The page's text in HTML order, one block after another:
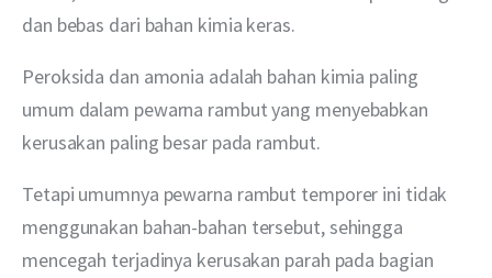
dan bebas dari bahan kimia keras.
Peroksida dan amonia adalah bahan kimia paling
umum dalam pewarna rambut yang menyebabkan
kerusakan paling besar pada rambut.
Tetapi umumnya pewarna rambut temporer ini tidak
menggunakan bahan-bahan tersebut, sehingga
mencegah terjadinya kerusakan parah pada bagian